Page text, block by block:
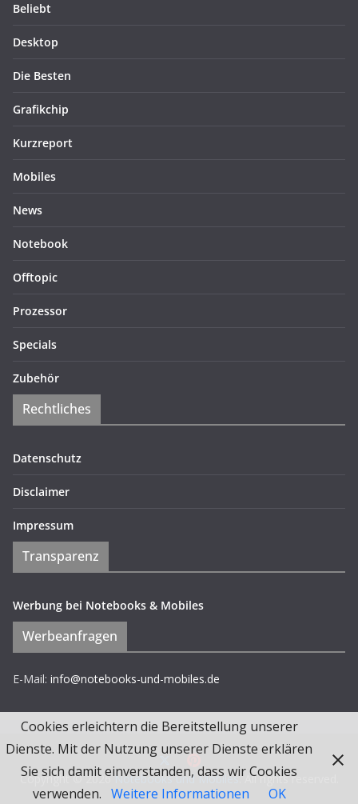
Beliebt
Desktop
Die Besten
Grafikchip
Kurzreport
Mobiles
News
Notebook
Offtopic
Prozessor
Specials
Zubehör
Rechtliches
Datenschutz
Disclaimer
Impressum
Transparenz
Werbung bei Notebooks & Mobiles
Werbeanfragen
E-Mail: info@notebooks-und-mobiles.de
Copyright © 2026Notebooks und Mobiles. All rights reserved.
Cookies erleichtern die Bereitstellung unserer
Dienste. Mit der Nutzung unserer Dienste erklären
Sie sich damit einverstanden, dass wir Cookies
verwenden. Weitere Informationen OK